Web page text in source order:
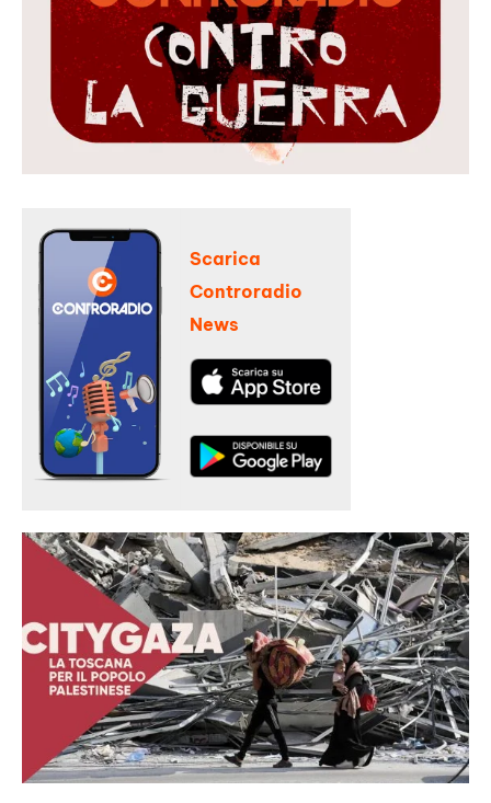
Scarica
Controradio
News